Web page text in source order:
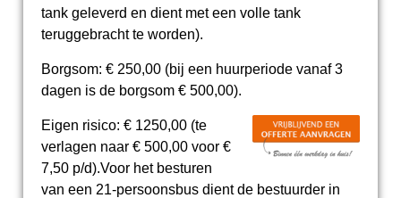
tank geleverd en dient met een volle tank
teruggebracht te worden).
Borgsom: € 250,00 (bij een huurperiode vanaf 3
dagen is de borgsom € 500,00).
Eigen risico: € 1250,00 (te
verlagen naar € 500,00 voor €
7,50 p/d).Voor het besturen
van een 21-persoonsbus dient de bestuurder in